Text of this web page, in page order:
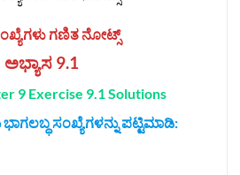
ಗಣಿತ ನೋಟ್ಸ್‌
ಅಭ್ಯಾಸ 9.1
9 Exercise 9.1 Solutions
ಸಂಖ್ಯೆಗಳನ್ನು ಪಟ್ಟಿಮಾಡಿ: